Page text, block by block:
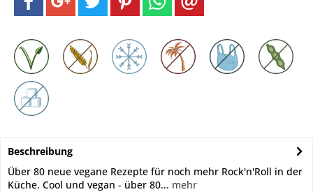
Beschreibung
Über 80 neue vegane Rezepte für noch mehr Rock'n'Roll in der
Küche. Cool und vegan - über 80... mehr